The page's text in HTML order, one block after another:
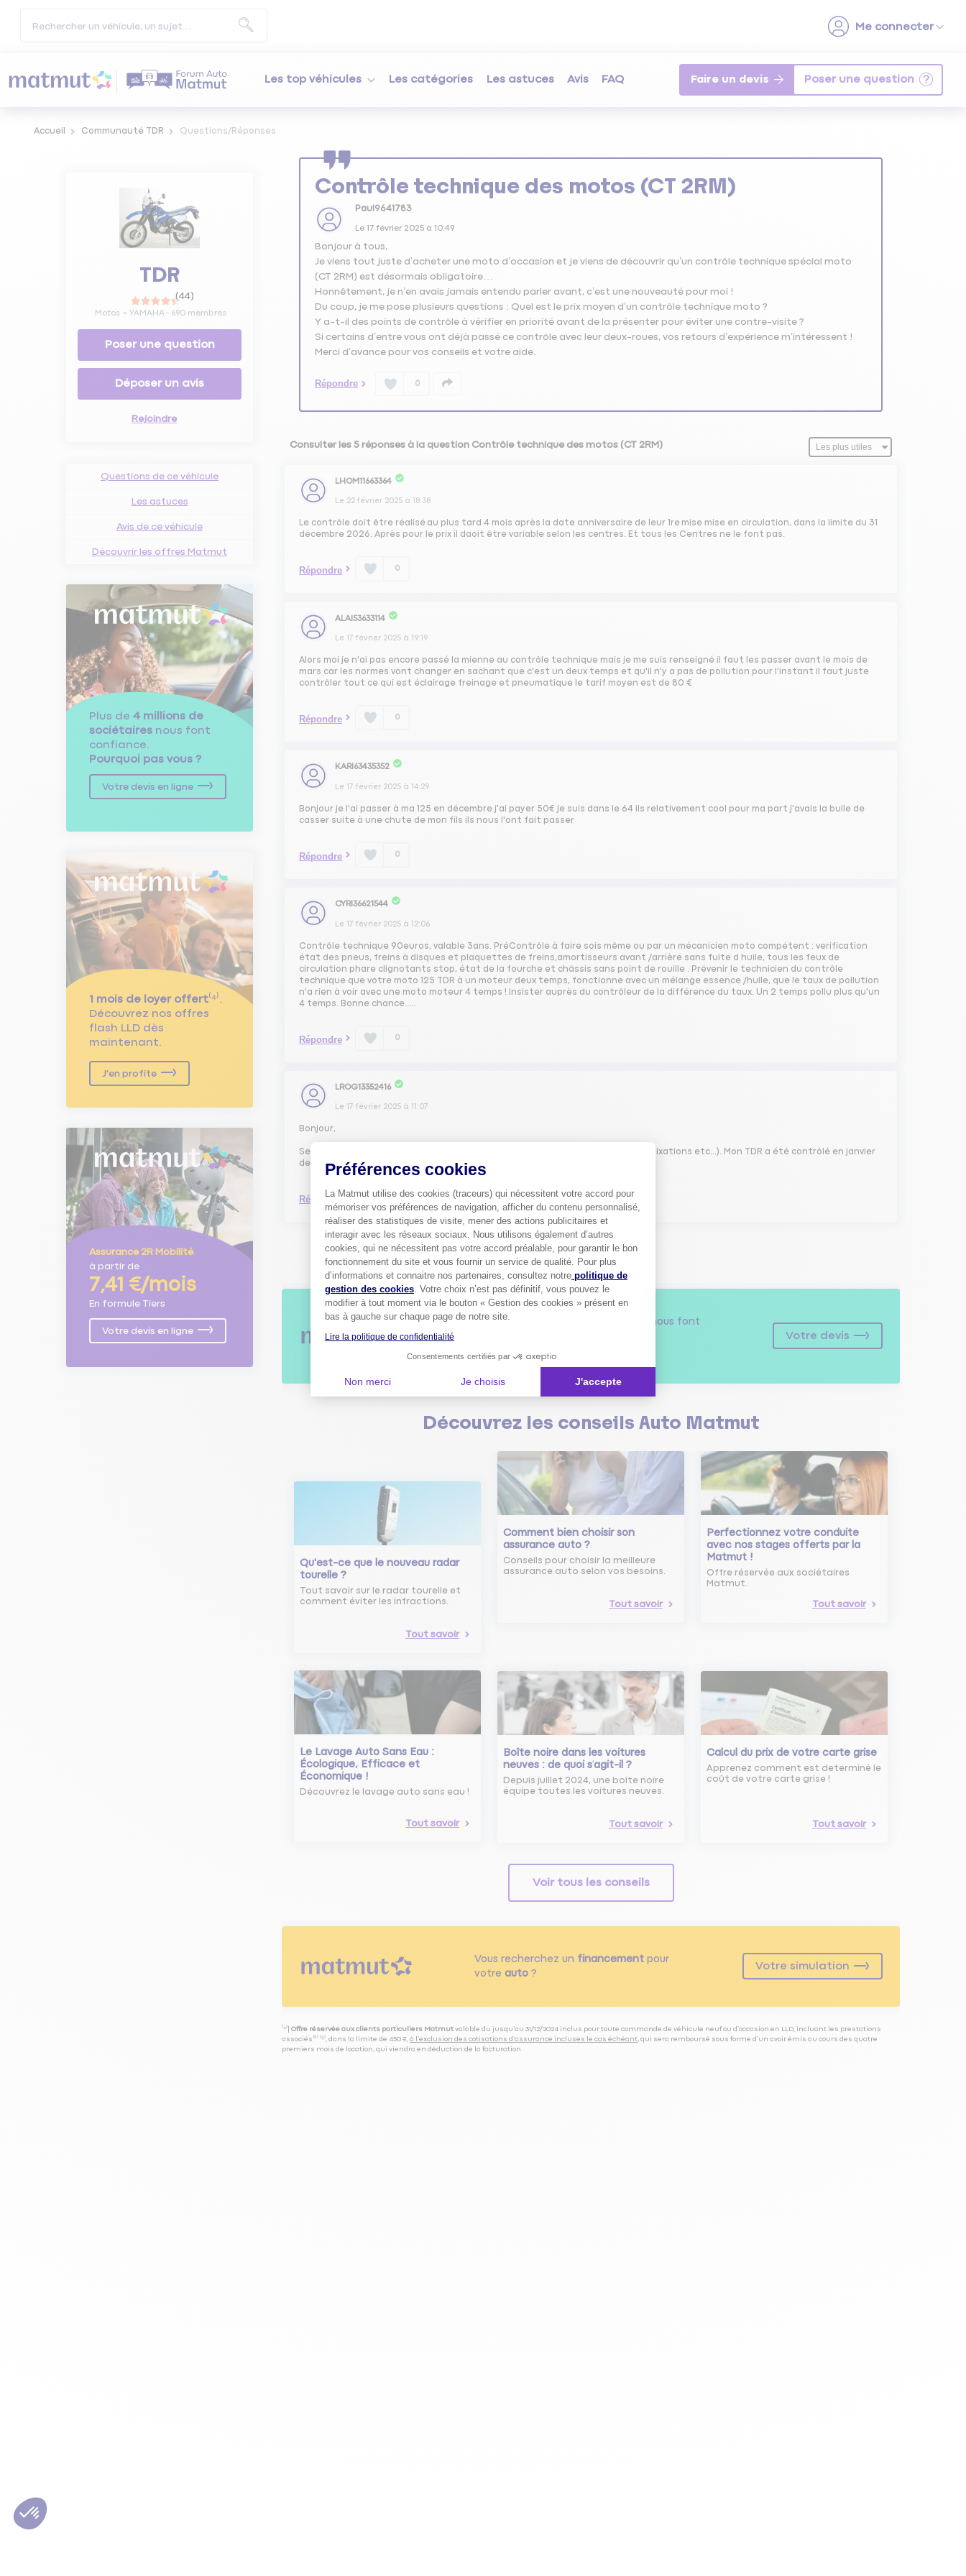
Les top véhicules Les catégories Les astuces Avis FAQ Faire un devis
Accueil Communauté TDR Questions/Réponses
TDR
(44)
Motos YAMAHA- 690membres
Poser une question
Déposer un avis
Rejoindre
Questions de ce véhicule
Les astuces
Avis de ce véhicule
Découvrir les offres Matmut
Plus de 4 millions de
sociétaires nous font
confiance.
Pourquoi pas vous ?
Votre devis en ligne
1 mois de loyer offert⁽⁴⁾.
Découvrez nos offres
flash LLD dès
maintenant.
J'en profite
Assurance 2R Mobilité
à partir de
7,41 €/mois
En formule Tiers
Votre devis en ligne
Contrôle technique des motos (CT 2RM)
Paul9641783
Le 17 février 2025à 10:49
Bonjour à tous,
Je viens tout juste d’acheter une moto d’occasion et je viens de découvrir qu’un contrôle technique spécial moto
(CT 2RM) est désormais obligatoire…
Honnêtement, je n’en avais jamais entendu parler avant, c’est une nouveauté pour moi !
Du coup, je me pose plusieurs questions : Quel est le prix moyen d’un contrôle technique moto ?
Y a-t-il des points de contrôle à vérifier en priorité avant de la présenter pour éviter une contre-visite ?
Si certains d’entre vous ont déjà passé ce contrôle avec leur deux-roues, vos retours d’expérience m’intéressent !
Merci d’avance pour vos conseils et votre aide.
Répondre 0
Consulter les 5 réponses à la question Contrôle technique des motos (CT 2RM)
LHOM11663364
Le 22 février 2025 à 18:38
Le contrôle doit être réalisé au plus tard 4 mois après la date anniversaire de leur 1re mise mise en circulation, dans la limite du 31
décembre 2026. Après pour le prix il daoit être variable selon les centres. Et tous les Centres ne le font pas.
Répondre 0
ALAI53633114
Le 17 février 2025 à 19:19
Alors moi je n'ai pas encore passé la mienne au contrôle technique mais je me suis renseigné il faut les passer avant le mois de
mars car les normes vont changer en sachant que c'est un deux temps et qu'il n'y a pas de pollution pour l'instant il faut juste
contrôler tout ce qui est éclairage freinage et pneumatique le tarif moyen est de 80 €
Répondre 0
KARI63435352
Le 17 février 2025 à 14:29
Bonjour je l'ai passer à ma 125 en décembre j'ai payer 50€ je suis dans le 64 ils relativement cool pour ma part j'avais la bulle de
casser suite à une chute de mon fils ils nous l'ont fait passer
Répondre 0
CYRI36621544
Le 17 février 2025 à 12:06
Contrôle technique 90euros, valable 3ans. PréContrôle à faire sois même ou par un mécanicien moto compétent : verification
état des pneus, freins à disques et plaquettes de freins,amortisseurs avant /arrière sans fuite d huile, tous les feux de
circulation phare clignotants stop, état de la fourche et châssis sans point de rouille . Prévenir le technicien du contrôle
technique que votre moto 125 TDR à un moteur deux temps, fonctionne avec un mélange essence /huile, que le taux de pollution
n'a rien à voir avec une moto moteur 4 temps ! Insister auprès du contrôleur de la différence du taux. Un 2 temps pollu plus qu'un
4 temps. Bonne chance.....
Répondre 0
LROG13352416
Le 17 février 2025 à 11:07
Bonjour,
Seuls les points de sécurité sont inspectés (Éclairage, freinage , suspensions, fixations etc...). Mon TDR a été contrôlé en janvier
dernier et tout Ok. Le coût du CT a été de 65 €. Cordialement
Répondre 0
Plus de
nous font
Votre devis
Découvrez les conseils Auto Matmut
Qu'est-ce que le nouveau radar
tourelle ?
Tout savoir sur le radar tourelle et
comment éviter les infractions.
Tout savoir
Comment bien choisir son
assurance auto ?
Conseils pour choisir la meilleure
assurance auto selon vos besoins.
Tout savoir
Perfectionnez votre conduite
avec nos stages offerts par la
Matmut !
Offre réservée aux sociétaires
Matmut.
Tout savoir
Le Lavage Auto Sans Eau :
Écologique, Efficace et
Économique !
Découvrez le lavage auto sans eau !
Tout savoir
Boîte noire dans les voitures
neuves : de quoi s’agit-il ?
Depuis juillet 2024, une boîte noire
équipe toutes les voitures neuves.
Tout savoir
Calcul du prix de votre carte grise
Apprenez comment est determiné le
coût de votre carte grise !
Tout savoir
Voir tous les conseils
Vous recherchez un financementpour
votre auto?
Votre simulation
⁽⁴⁾| Offre réservée aux clients particuliers Matmut valable du jusqu’au 31/12/2024 inclus pour toute commande de véhicule neuf ou d’occasion en LLD, incluant les prestations
associés⁽³⁾ ⁽⁵⁾, dans la limite de 450 €, à l’exclusion des cotisations d’assurance incluses le cas échéant , qui sera remboursé sous forme d’un avoir émis au cours des quatre
premiers mois de location, qui viendra en déduction de la facturation.
Préférences cookies
La Matmut utilise des cookies (traceurs) qui nécessitent votre accord pour
mémoriser vos préférences de navigation, afficher du contenu personnalisé,
réaliser des statistiques de visite, mener des actions publicitaires et
interagir avec les réseaux sociaux. Nous utilisons également d’autres
cookies, qui ne nécessitent pas votre accord préalable, pour garantir le bon
fonctionnement du site et vous fournir un service de qualité. Pour plus
d’informations et connaitre nos partenaires, consultez notre politique de
gestion des cookies . Votre choix n’est pas définitif, vous pouvez le
modifier à tout moment via le bouton « Gestion des cookies » présent en
bas à gauche sur chaque page de notre site.
Lire la politique de confidentialité
Consentements certifiés par
Non merci Je choisis J'accepte
Axeptio consent